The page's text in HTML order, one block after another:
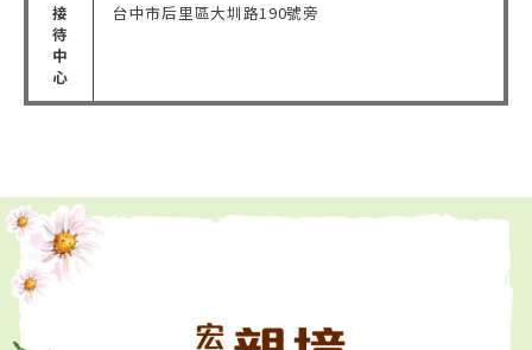
接
待
中
心
台中市后里區大圳路190號旁